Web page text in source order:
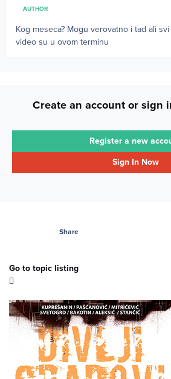
AUTHOR
Kog meseca? Mogu verovatno i tad ali
video su u ovom terminu
Create an account or sign
Register a new
Sign In Now
Share
Go to topic listing